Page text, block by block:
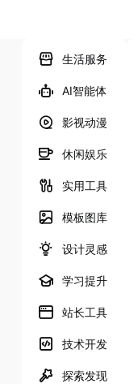
生活服务
AI智能体
影视动漫
休闲娱乐
实用工具
模板图库
设计灵感
学习提升
站长工具
技术开发
探索发现